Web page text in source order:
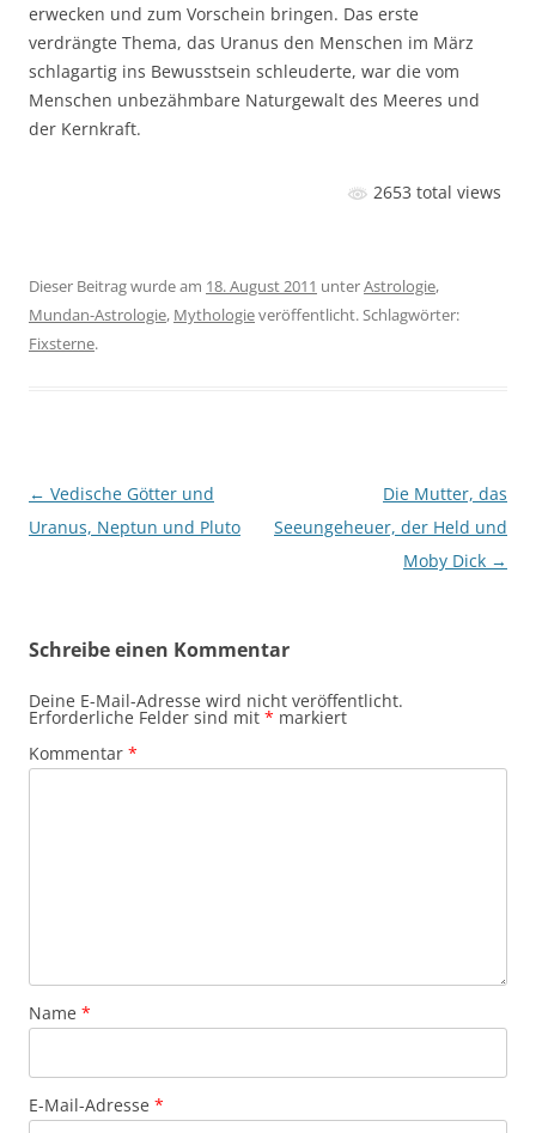
erwecken und zum Vorschein bringen. Das erste
verdrängte Thema, das Uranus den Menschen im März
schlagartig ins Bewusstsein schleuderte, war die vom
Menschen unbezähmbare Naturgewalt des Meeres und
der Kernkraft.
2653 total views
Dieser Beitrag wurde am 18. August 2011 unterAstrologie,
Mundan-Astrologie, Mythologieveröffentlicht. Schlagwörter:
Fixsterne.
Beitragsnavigation
← Vedische Götter und
Uranus, Neptun und Pluto
Die Mutter, das
Seeungeheuer, der Held und
Moby Dick →
Schreibe einen Kommentar
Deine E-Mail-Adresse wird nicht veröffentlicht.
Erforderliche Felder sind mit * markiert
Kommentar *
Name *
E-Mail-Adresse *